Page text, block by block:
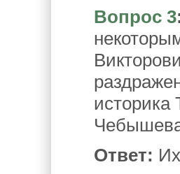
Вопрос 3
историка
Ответ: